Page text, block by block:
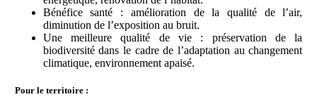
Bénéfice santé : amélioration de la qualité de l’air,
diminution de l’exposition au bruit.
Une meilleure qualité de vie : préservation de la
biodiversité dans le cadre de l’adaptation au changement
climatique, environnement apaisé.
Pour le territoire :